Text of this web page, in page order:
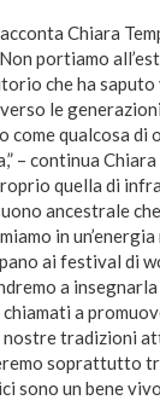
Chiara
portiamo
che ha
le
come qualcosa di
– continua
quella di
ancestrale
in
ai festival di
a
a
nostre tradizioni
soprattutto
sono un bene